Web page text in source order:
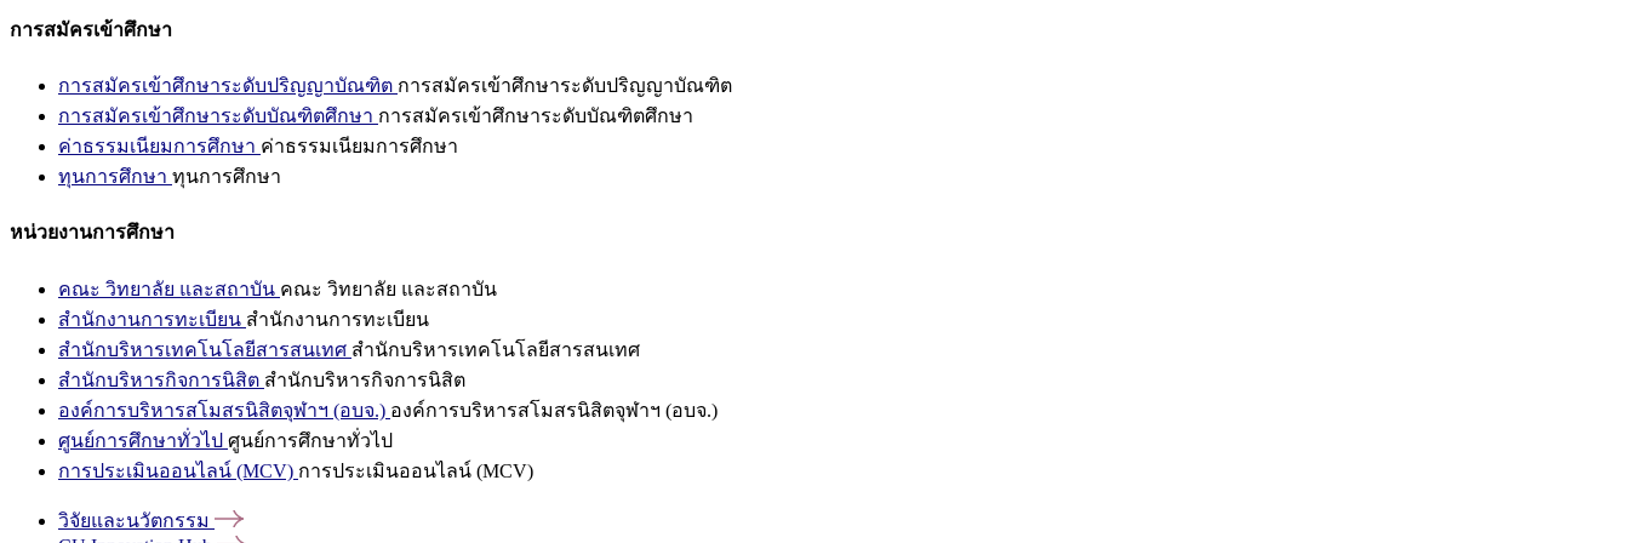
การสมัครเข้าศึกษา
การสมัครเข้าศึกษาระดับปริญญาบัณฑิต การสมัครเข้าศึกษาระดับปริญญาบัณฑิต
การสมัครเข้าศึกษาระดับบัณฑิตศึกษา การสมัครเข้าศึกษาระดับบัณฑิตศึกษา
ค่าธรรมเนียมการศึกษา ค่าธรรมเนียมการศึกษา
ทุนการศึกษา ทุนการศึกษา
หน่วยงานการศึกษา
คณะ วิทยาลัย และสถาบัน คณะ วิทยาลัย และสถาบัน
สำนักงานการทะเบียน สำนักงานการทะเบียน
สำนักบริหารเทคโนโลยีสารสนเทศ สำนักบริหารเทคโนโลยีสารสนเทศ
สำนักบริหารกิจการนิสิต สำนักบริหารกิจการนิสิต
องค์การบริหารสโมสรนิสิตจุฬาฯ (อบจ.) องค์การบริหารสโมสรนิสิตจุฬาฯ (อบจ.)
ศูนย์การศึกษาทั่วไป ศูนย์การศึกษาทั่วไป
การประเมินออนไลน์ (MCV) การประเมินออนไลน์ (MCV)
วิจัยและนวัตกรรม